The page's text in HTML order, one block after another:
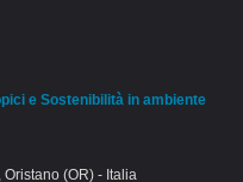
e Sostenibilità in ambiente
(OR) - Italia